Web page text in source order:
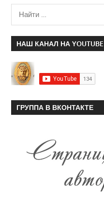
НАШ КАНАЛ НА YOUTUBE
ГРУППА В ВКОНТАКТЕ